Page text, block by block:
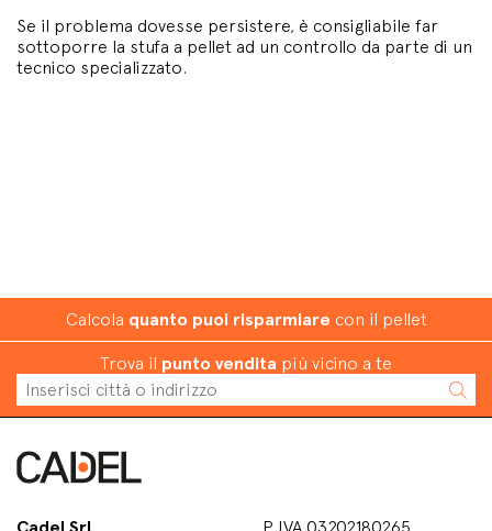
Se il problema dovesse persistere, è consigliabile far
sottoporre la stufa a pellet ad un controllo da parte di un
tecnico specializzato.
Calcola quanto puoi risparmiare con il pellet
Trova il punto vendita più vicino a te